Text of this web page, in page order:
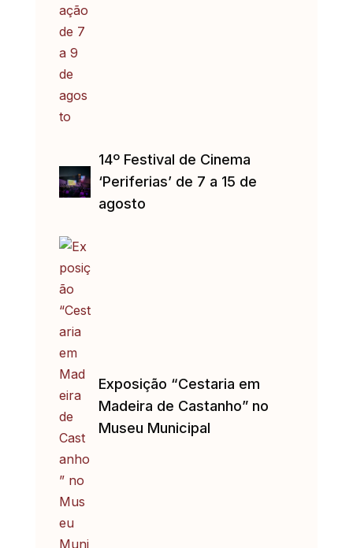
14º Festival de Cinema
‘Periferias’ de 7 a 15 de
agosto
Exposição “Cestaria em
Madeira de Castanho” no
Museu Municipal